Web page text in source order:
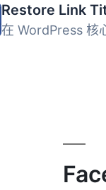
Restore Link